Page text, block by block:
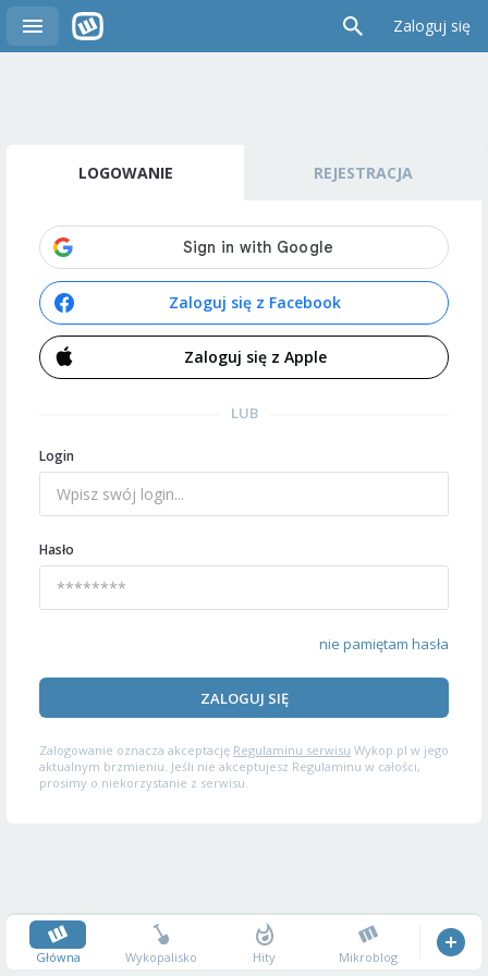
Zaloguj się
LOGOWANIE REJESTRACJA
Zaloguj się z Facebook
Zaloguj się z Apple
LUB
Login
Hasło
nie pamiętam hasła
ZALOGUJ SIĘ
Zalogowanie oznacza akceptację Regulaminu serwisu Wykop.pl w jego
aktualnym brzmieniu. Jeśli nie akceptujesz Regulaminu w całości,
prosimy o niekorzystanie z serwisu.
Główna Wykopalisko Hity Mikroblog